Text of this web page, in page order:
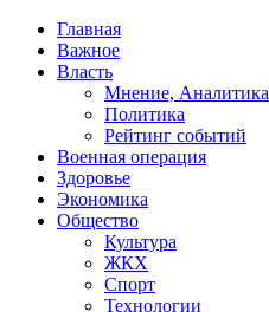
Главная
Важное
Власть
Мнение, Аналитика
Политика
Рейтинг событий
Военная операция
Здоровье
Экономика
Общество
Культура
ЖКХ
Спорт
Технологии